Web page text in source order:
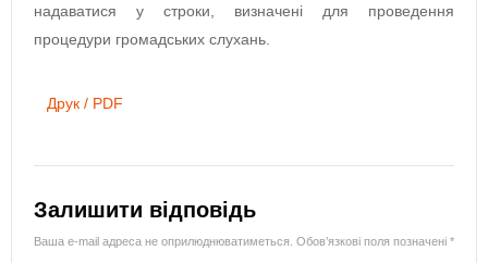
надаватися у строки, визначені для проведення
процедури громадських слухань.
Друк / PDF
Залишити відповідь
Ваша e-mail адреса не оприлюднюватиметься. Обов’язкові поля позначені *